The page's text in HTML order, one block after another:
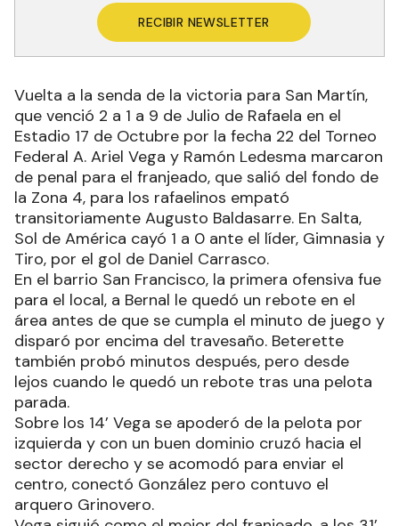
RECIBIR NEWSLETTER
Vuelta a la senda de la victoria para San Martín,
que venció 2 a 1 a 9 de Julio de Rafaela en el
Estadio 17 de Octubre por la fecha 22 del Torneo
Federal A. Ariel Vega y Ramón Ledesma marcaron
de penal para el franjeado, que salió del fondo de
la Zona 4, para los rafaelinos empató
transitoriamente Augusto Baldasarre. En Salta,
Sol de América cayó 1 a 0 ante el líder, Gimnasia y
Tiro, por el gol de Daniel Carrasco.
En el barrio San Francisco, la primera ofensiva fue
para el local, a Bernal le quedó un rebote en el
área antes de que se cumpla el minuto de juego y
disparó por encima del travesaño. Beterette
también probó minutos después, pero desde
lejos cuando le quedó un rebote tras una pelota
parada.
Sobre los 14’ Vega se apoderó de la pelota por
izquierda y con un buen dominio cruzó hacia el
sector derecho y se acomodó para enviar el
centro, conectó González pero contuvo el
arquero Grinovero.